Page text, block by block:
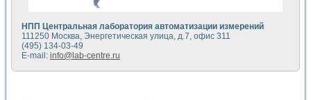
Исследование кинетики движения макрочастиц в
Метод прогнозирования свойств дисперсных продуктов
Недорогая система управления сверхпроводящим
Применение технологий NI в курсе экспериментальной
Расчет переноса аэрозоля и выпадения осадка в
НПП Центральная лаборатория автоматизации измерений
111250 Москва, Энергетическая улица, д.7, офис 311
(495) 134-03-49
E-mail: info@lab-centre.ru